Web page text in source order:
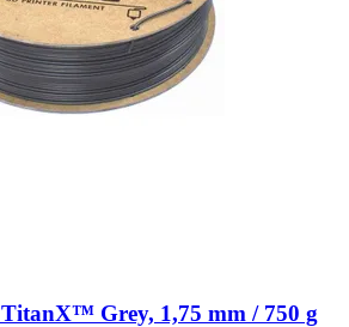
TitanX™ Grey, 1,75 mm / 750 g